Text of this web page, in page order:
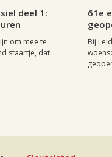
deel 1:
om mee te
staartje, dat
61e
Bij